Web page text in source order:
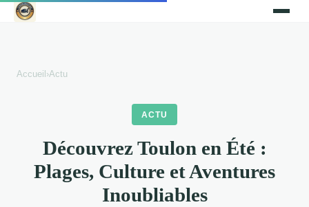
Accueil ›Actu
ACTU
Découvrez Toulon en Été :
Plages, Culture et Aventures
Inoubliables